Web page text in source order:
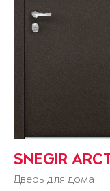
SNEGIR
Дверь для дома